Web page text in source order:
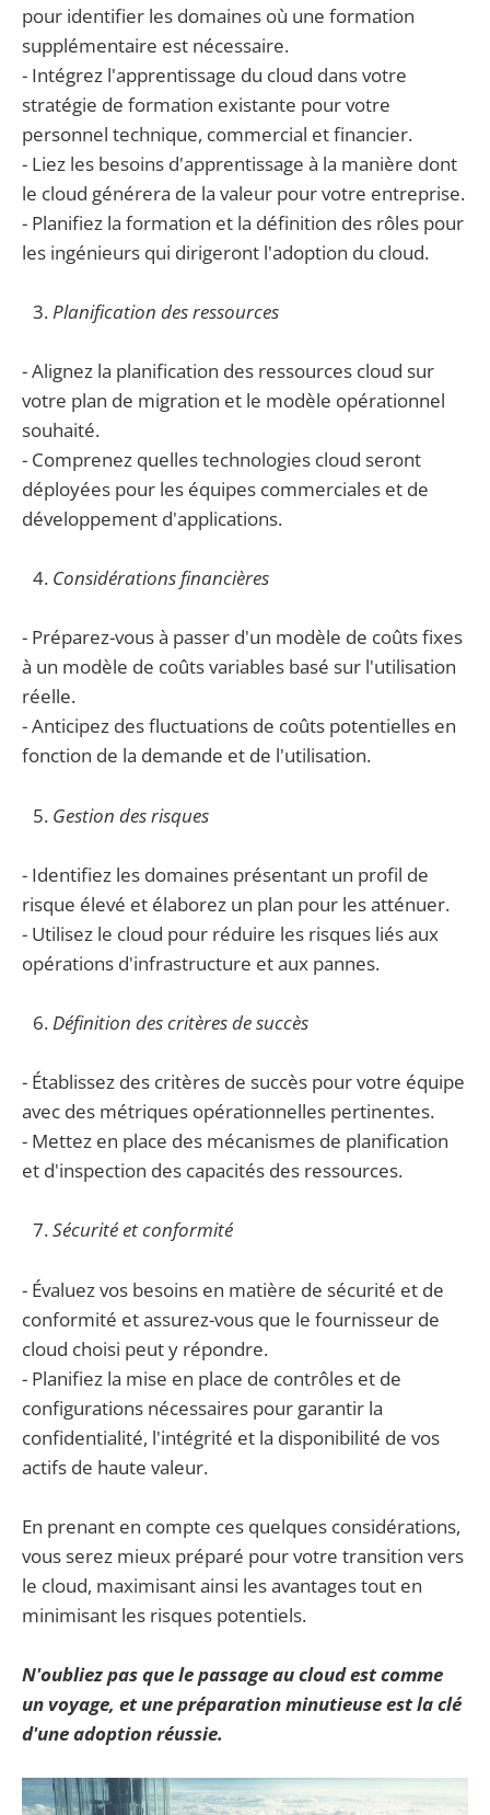
pour identifier les domaines où une formation
supplémentaire est nécessaire.
- Intégrez l'apprentissage du cloud dans votre
stratégie de formation existante pour votre
personnel technique, commercial et financier.
- Liez les besoins d'apprentissage à la manière dont
le cloud générera de la valeur pour votre entreprise.
- Planifiez la formation et la définition des rôles pour
les ingénieurs qui dirigeront l'adoption du cloud.
Planification des ressources
- Alignez la planification des ressources cloud sur
votre plan de migration et le modèle opérationnel
souhaité.
- Comprenez quelles technologies cloud seront
déployées pour les équipes commerciales et de
développement d'applications.
Considérations financières
- Préparez-vous à passer d'un modèle de coûts fixes
à un modèle de coûts variables basé sur l'utilisation
réelle.
- Anticipez des fluctuations de coûts potentielles en
fonction de la demande et de l'utilisation.
Gestion des risques
- Identifiez les domaines présentant un profil de
risque élevé et élaborez un plan pour les atténuer.
- Utilisez le cloud pour réduire les risques liés aux
opérations d'infrastructure et aux pannes.
Définition des critères de succès
- Établissez des critères de succès pour votre équipe
avec des métriques opérationnelles pertinentes.
- Mettez en place des mécanismes de planification
et d'inspection des capacités des ressources.
Sécurité et conformité
- Évaluez vos besoins en matière de sécurité et de
conformité et assurez-vous que le fournisseur de
cloud choisi peut y répondre.
- Planifiez la mise en place de contrôles et de
configurations nécessaires pour garantir la
confidentialité, l'intégrité et la disponibilité de vos
actifs de haute valeur.
En prenant en compte ces quelques considérations,
vous serez mieux préparé pour votre transition vers
le cloud, maximisant ainsi les avantages tout en
minimisant les risques potentiels.
N'oubliez pas que le passage au cloud est comme
un voyage, et une préparation minutieuse est la clé
d'une adoption réussie.